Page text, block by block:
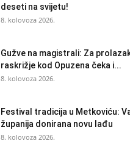
deseti na svijetu!
8. kolovoza 2026.
Gužve na magistrali: Za
raskrižje kod Opuzena čeka i...
8. kolovoza 2026.
Festival tradicija u Metkoviću:
županija donirana novu lađu
8. kolovoza 2026.